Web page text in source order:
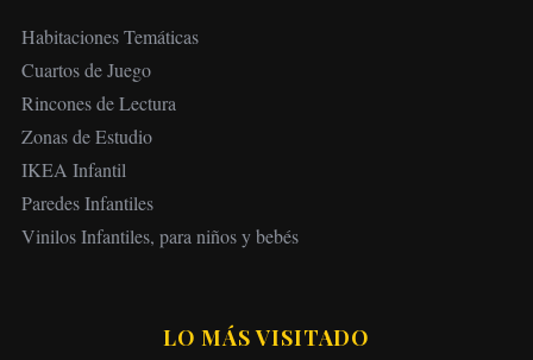
Habitaciones Temáticas
Cuartos de Juego
Rincones de Lectura
Zonas de Estudio
IKEA Infantil
Paredes Infantiles
Vinilos Infantiles, para niños y bebés
LO MÁS VISITADO